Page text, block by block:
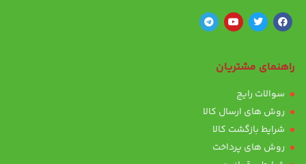
راهنمای مشتریان
سوالات رایج
روش های ارسال کالا
شرایط بازگشت کالا
روش های پرداخت